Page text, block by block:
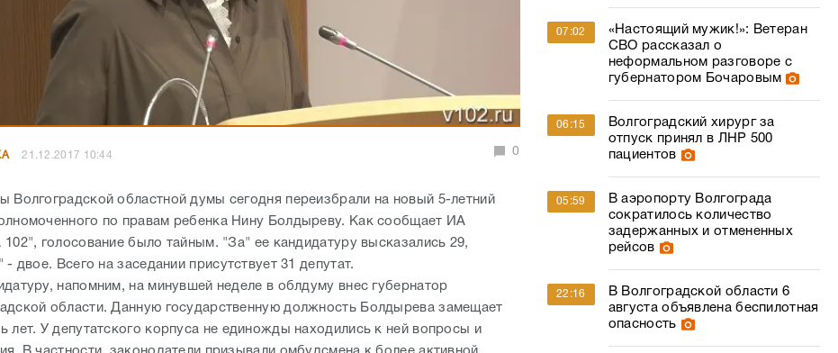
21.12.2017 10:44
Волгоградской областной думы сегодня переизбрали на новый 5-летний
по правам ребенка Нину Болдыреву. Как сообщает ИА
голосование было тайным. "За" ее кандидатуру высказались 29,
- двое. Всего на заседании присутствует 31 депутат.
области. Данную государственную должность Болдырева замещает
лет. У депутатского корпуса не единожды находились к ней вопросы и
В частности, законодатели призывали омбудсмена к более активной,
работе и повышению содержательности своих ежегодных отчетов
думой. Однако сегодня кадровых сюрпризов не произошло. Тон
кандидатуры Болдыревой задала заместитель руководителя аппарата
Наталья Лисименко. Она представила Болдыреву как опытного
занимающегося защитой детей 11 лет. Омбудсмен выступила перед
Волгоградский хирург за
отпуск принял в ЛНР 500
пациентов
В аэропорту Волгограда
сократилось количество
задержанных и отмененных
рейсов
В Волгоградской области 6
августа объявлена беспилотная
опасность
ВКСС отказала сыну
волгоградского экс-депутата в
возвращении судейской мантии
Аэропорт Волгограда